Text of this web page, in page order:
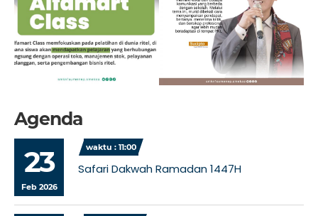
Agenda
23
Feb 2026
waktu : 11:00
Safari Dakwah Ramadan 1447H